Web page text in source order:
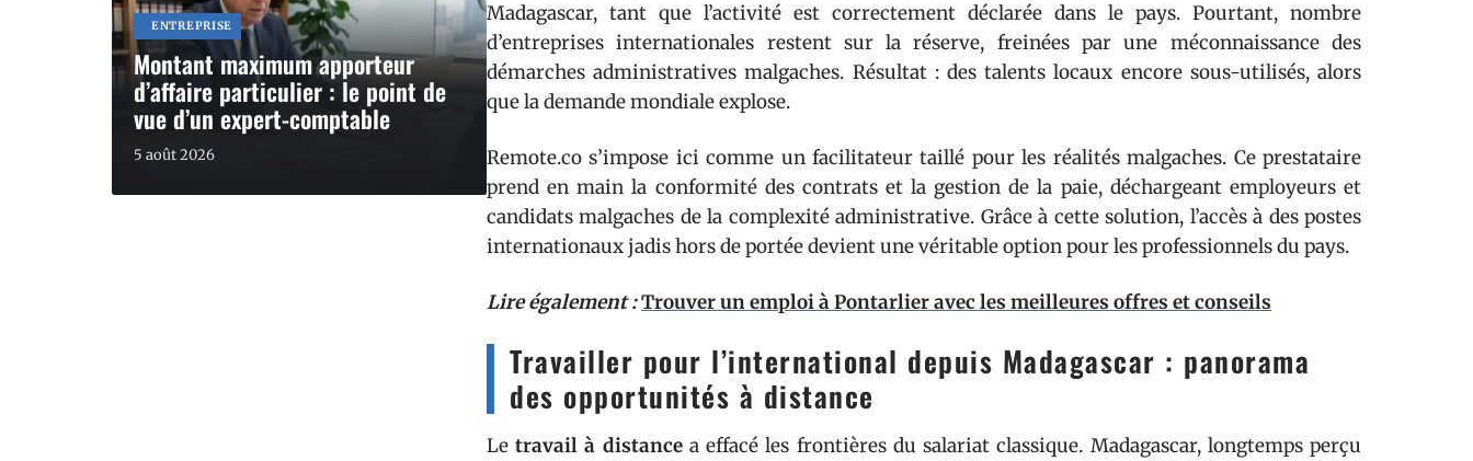
ENTREPRISE
Montant maximum apporteur
d’affaire particulier : le point de
vue d’un expert-comptable
5 août 2026
Madagascar, tant que l’activité est correctement déclarée dans le pays. Pourtant, nombre
d’entreprises internationales restent sur la réserve, freinées par une méconnaissance des
démarches administratives malgaches. Résultat : des talents locaux encore sous-utilisés, alors
que la demande mondiale explose.
Remote.co s’impose ici comme un facilitateur taillé pour les réalités malgaches. Ce prestataire
prend en main la conformité des contrats et la gestion de la paie, déchargeant employeurs et
candidats malgaches de la complexité administrative. Grâce à cette solution, l’accès à des postes
internationaux jadis hors de portée devient une véritable option pour les professionnels du pays.
Lire également :Trouver un emploi à Pontarlier avec les meilleures offres et conseils
Travailler pour l’international depuis Madagascar : panorama
des opportunités à distance
Letravail à distancea effacé les frontières du salariat classique. Madagascar, longtemps perçu